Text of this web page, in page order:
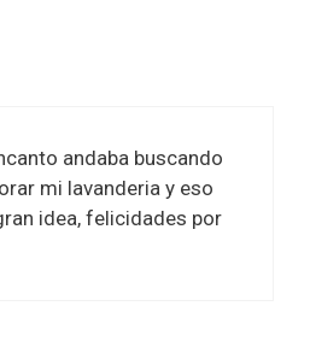
andaba buscando
mi lavanderia y eso
idea, felicidades por